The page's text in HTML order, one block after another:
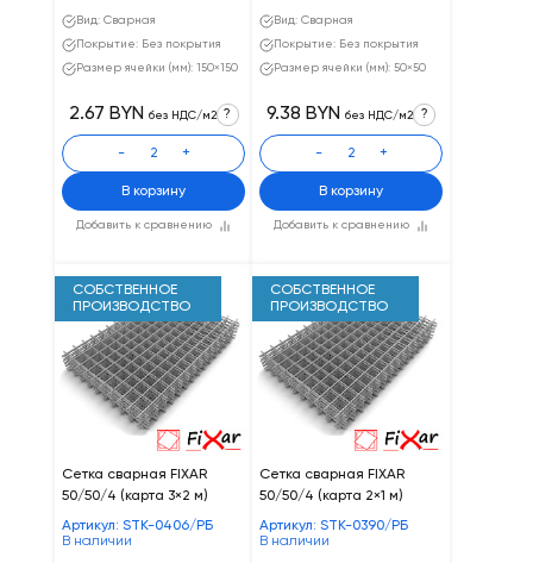
Вид: Сварная
Покрытие: Без покрытия
Размер ячейки (мм): 150×150
Добавить к сравнению
2.67 BYN без НДС/м2 ?
- +
В корзину
Вид: Сварная
Покрытие: Без покрытия
Размер ячейки (мм): 50×50
Добавить к сравнению
9.38 BYN без НДС/м2 ?
- +
В корзину
СОБСТВЕННОЕ
ПРОИЗВОДСТВО
Сетка сварная FIXAR
50/50/4 (карта 3×2 м)
Артикул: STK-0406/РБ
В наличии
СОБСТВЕННОЕ
ПРОИЗВОДСТВО
Сетка сварная FIXAR
50/50/4 (карта 2×1 м)
Артикул: STK-0390/РБ
В наличии